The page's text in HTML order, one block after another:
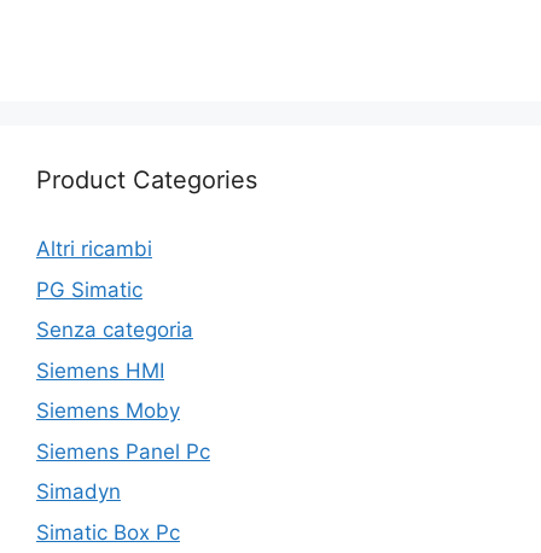
Product Categories
Altri ricambi
PG Simatic
Senza categoria
Siemens HMI
Siemens Moby
Siemens Panel Pc
Simadyn
Simatic Box Pc